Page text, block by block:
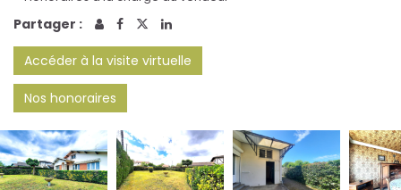
Partager :
Accéder à la visite virtuelle
Nos honoraires